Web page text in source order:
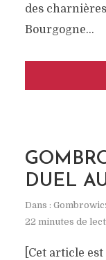
des
Bourgogne...
DUEL
Dans :
22 minutes de
[Cet article